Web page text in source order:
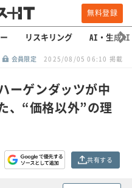
無料登録
リスキリング AI・生成AI
会員限定 2025/08/05 06:10 掲載
ーゲンダッツが中
、“価格以外”の理
共有する